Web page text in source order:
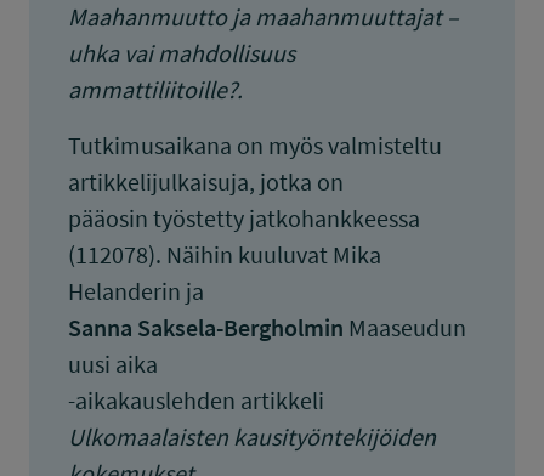
Maahanmuutto ja maahanmuuttajat –
uhka vai mahdollisuus
ammattiliitoille?.
Tutkimusaikana on myös valmisteltu
artikkelijulkaisuja, jotka on
pääosin työstetty jatkohankkeessa
(112078). Näihin kuuluvat Mika
Helanderin ja
Sanna Saksela-Bergholmin Maaseudun
uusi aika
-aikakauslehden artikkeli
Ulkomaalaisten kausityöntekijöiden